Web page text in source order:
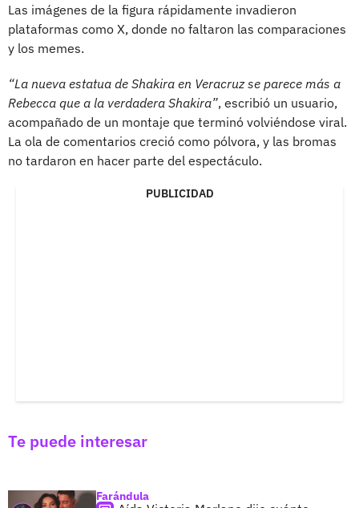
Las imágenes de la figura rápidamente invadieron
plataformas como X, donde no faltaron las comparaciones
y los memes.
“La nueva estatua de Shakira en Veracruz se parece más a
Rebecca que a la verdadera Shakira”, escribió un usuario,
acompañado de un montaje que terminó volviéndose viral.
La ola de comentarios creció como pólvora, y las bromas
no tardaron en hacer parte del espectáculo.
PUBLICIDAD
Te puede interesar
Farándula